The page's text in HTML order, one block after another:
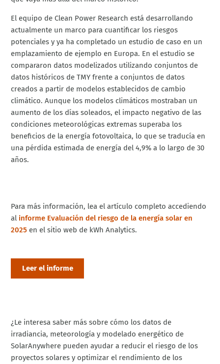
El equipo de Clean Power Research está desarrollando
actualmente un marco para cuantificar los riesgos
potenciales y ya ha completado un estudio de caso en un
emplazamiento de ejemplo en Europa. En el estudio se
compararon datos modelizados utilizando conjuntos de
datos históricos de TMY frente a conjuntos de datos
creados a partir de modelos establecidos de cambio
climático. Aunque los modelos climáticos mostraban un
aumento de los días soleados, el impacto negativo de las
condiciones meteorológicas extremas superaba los
beneficios de la energía fotovoltaica, lo que se traducía en
una pérdida estimada de energía del 4,9% a lo largo de 30
años.
Para más información, lea el artículo completo accediendo
al informe Evaluación del riesgo de la energía solar en
2025 en el sitio web de kWh Analytics.
Leer el informe
¿Le interesa saber más sobre cómo los datos de
irradiancia, meteorología y modelado energético de
SolarAnywhere pueden ayudar a reducir el riesgo de los
proyectos solares y optimizar el rendimiento de los